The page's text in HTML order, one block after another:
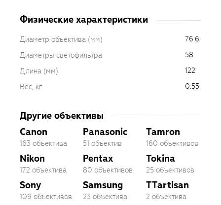
Физические характеристики
Диаметр объектива (мм)
76.6
Диаметры светофильтра
58
Длина (мм)
122
Вес, кг
0.55
Другие объективы
Canon
163 объектива
Nikon
172 объектива
Sony
109 объективов
Panasonic
51 объектив
Pentax
80 объективов
Samsung
23 объектива
Tamron
160 объективов
Tokina
25 объективов
TTartisan
2 объектива